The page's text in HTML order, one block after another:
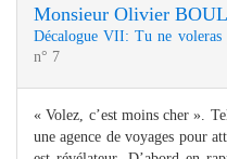
Monsieur Olivier
Décalogue VII: Tu ne voleras
n° 7
« Volez, c’est moins cher ».
une agence de voyages pour